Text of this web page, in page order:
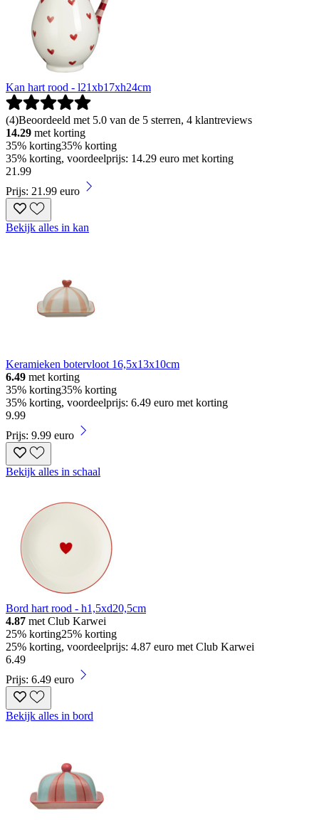
Kan hart rood - l21xb17xh24cm
(4)Beoordeeld met 5.0 van de 5 sterren, 4 klantreviews
14.29 met korting
35% korting35% korting
35% korting, voordeelprijs: 14.29 euro met korting
21 .99
Prijs: 21.99 euro
Bekijk alles in kan
Keramieken botervloot 16,5x13x10cm
6.49 met korting
35% korting35% korting
35% korting, voordeelprijs: 6.49 euro met korting
9.99
Prijs: 9.99 euro
Bekijk alles in schaal
Bord hart rood - h1,5xd20,5cm
4.87 met Club Karwei
25% korting25% korting
25% korting, voordeelprijs: 4.87 euro met Club Karwei
6.49
Prijs: 6.49 euro
Bekijk alles in bord